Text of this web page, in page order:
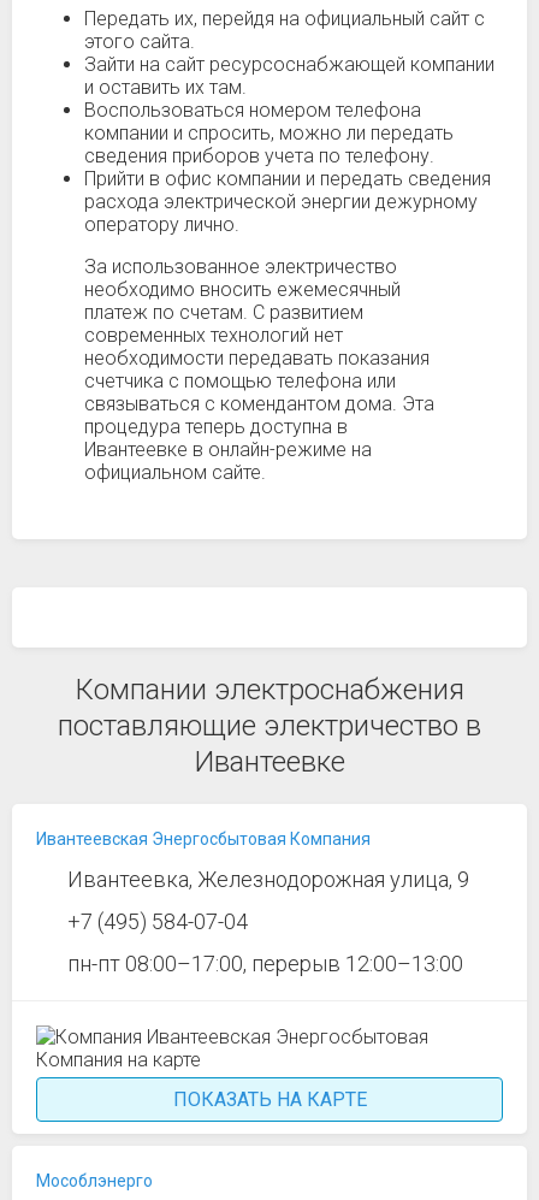
Передать их, перейдя на официальный сайт с
этого сайта.
Зайти на сайт ресурсоснабжающей компании
и оставить их там.
Воспользоваться номером телефона
компании и спросить, можно ли передать
сведения приборов учета по телефону.
Прийти в офис компании и передать сведения
расхода электрической энергии дежурному
оператору лично.
За использованное электричество
необходимо вносить ежемесячный
платеж по счетам. С развитием
современных технологий нет
необходимости передавать показания
счетчика с помощью телефона или
связываться с комендантом дома. Эта
процедура теперь доступна в
Ивантеевке в онлайн-режиме на
официальном сайте.
Компании электроснабжения
поставляющие электричество в
Ивантеевке
Ивантеевская Энергосбытовая Компания
Ивантеевка, Железнодорожная улица, 9
+7 (495) 584-07-04
пн-пт 08:00–17:00, перерыв 12:00–13:00
ПОКАЗАТЬ НА КАРТЕ
Мособлэнерго